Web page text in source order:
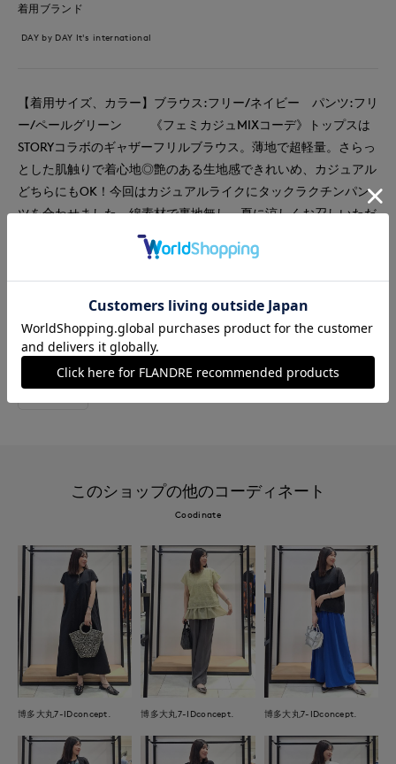
着用ブランド
DAY by DAY It's international
【着用サイズ、カラー】ブラウス:フリー/ネイビー パンツ:フリ
ー/ペールグリーン 《フェミカジュMIXコーデ》トップスは
STORYコラボのギャザーフリルブラウス。薄地で超軽量。さらっ
とした肌触りで着心地◎艶のある生地感できれいめ、カジュアル
どちらにもOK！今回はカジュアルライクにタックラクチンパン
ツを合わせました。綿素材で裏地無し。夏に涼しくお召しいただ
けます。オールゴム仕様&絞れる紐付き、サイズ調節が自在です♪
足元はシルバーシューズで爽やかにコーディネートしました。
#パンツ #休日 #ウォッシャブル
#イージーケア #雑誌掲載 #コットン
#カジュアル #フェミニン #コラボ
このショップの他のコーディネート
Coodinate
博多大丸7-IDconcept. 博多大丸7-IDconcept. 博多大丸7-IDconcept.